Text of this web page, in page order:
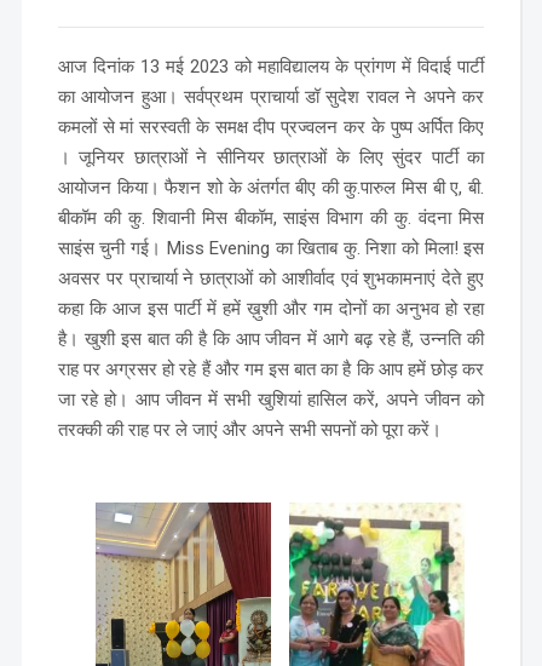
आज दिनांक 13 मई 2023 को महाविद्यालय के प्रांगण में विदाई पार्टी
का आयोजन हुआ। सर्वप्रथम प्राचार्या डॉ सुदेश रावल ने अपने कर
कमलों से मां सरस्वती के समक्ष दीप प्रज्वलन कर के पुष्प अर्पित किए
। जूनियर छात्राओं ने सीनियर छात्राओं के लिए सुंदर पार्टी का
आयोजन किया। फैशन शो के अंतर्गत बीए की कु.पारुल मिस बी ए, बी.
बीकॉम की कु. शिवानी मिस बीकॉम, साइंस विभाग की कु. वंदना मिस
साइंस चुनी गई। Miss Evening का खिताब कु. निशा को मिला! इस
अवसर पर प्राचार्या ने छात्राओं को आशीर्वाद एवं शुभकामनाएं देते हुए
कहा कि आज इस पार्टी में हमें ख़ुशी और गम दोनों का अनुभव हो रहा
है। खुशी इस बात की है कि आप जीवन में आगे बढ़ रहे हैं, उन्नति की
राह पर अग्रसर हो रहे हैं और गम इस बात का है कि आप हमें छोड़ कर
जा रहे हो। आप जीवन में सभी खुशियां हासिल करें, अपने जीवन को
तरक्की की राह पर ले जाएं और अपने सभी सपनों को पूरा करें।